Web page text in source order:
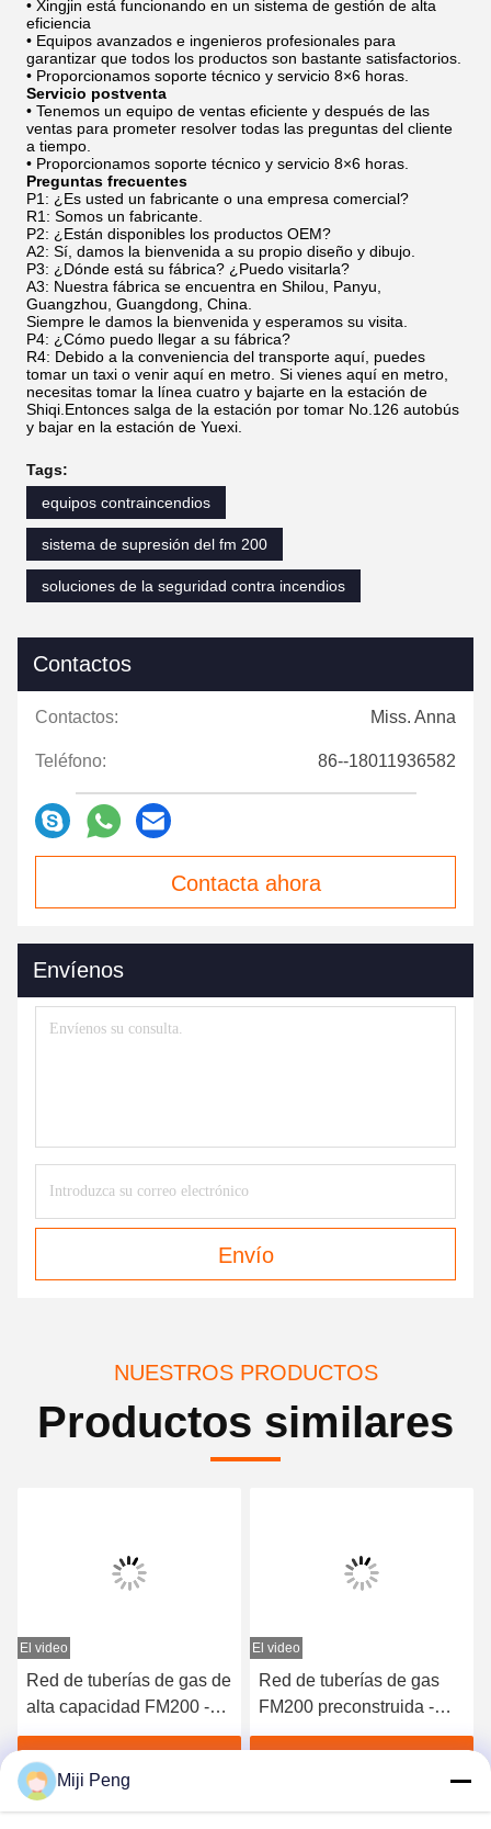
• Xingjin está funcionando en un sistema de gestión de alta
eficiencia
• Equipos avanzados e ingenieros profesionales para
garantizar que todos los productos son bastante satisfactorios.
• Proporcionamos soporte técnico y servicio 8×6 horas.
Servicio postventa
• Tenemos un equipo de ventas eficiente y después de las
ventas para prometer resolver todas las preguntas del cliente
a tiempo.
• Proporcionamos soporte técnico y servicio 8×6 horas.
Preguntas frecuentes
P1: ¿Es usted un fabricante o una empresa comercial?
R1: Somos un fabricante.
P2: ¿Están disponibles los productos OEM?
A2: Sí, damos la bienvenida a su propio diseño y dibujo.
P3: ¿Dónde está su fábrica? ¿Puedo visitarla?
A3: Nuestra fábrica se encuentra en Shilou, Panyu,
Guangzhou, Guangdong, China.
Siempre le damos la bienvenida y esperamos su visita.
P4: ¿Cómo puedo llegar a su fábrica?
R4: Debido a la conveniencia del transporte aquí, puedes
tomar un taxi o venir aquí en metro. Si vienes aquí en metro,
necesitas tomar la línea cuatro y bajarte en la estación de
Shiqi.Entonces salga de la estación por tomar No.126 autobús
y bajar en la estación de Yuexi.
Tags:
equipos contraincendios
sistema de supresión del fm 200
soluciones de la seguridad contra incendios
Contactos
Contactos: Miss. Anna
Teléfono: 86--18011936582
Contacta ahora
Envíenos
Envío
NUESTROS PRODUCTOS
Productos similares
El video
Red de tuberías de gas de
alta capacidad FM200 -
Equipo de extinción de
incendios de grado
profesional
Obtenga el mejor precio
El video
Red de tuberías de gas
FM200 preconstruida -
Sistema de gas inerte
Miji Peng